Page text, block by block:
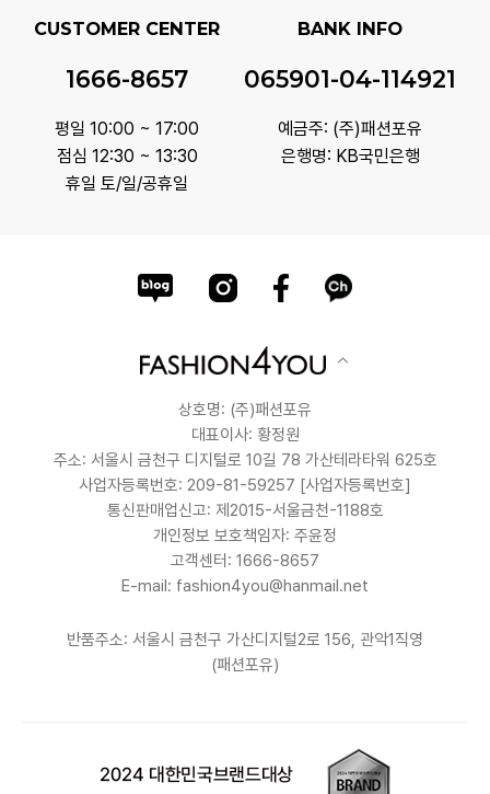
CUSTOMER CENTER
1666-8657
평일 10:00 ~ 17:00
점심 12:30 ~ 13:30
휴일 토/일/공휴일
BANK INFO
065901-04-114921
예금주: (주)패션포유
은행명: KB국민은행
상호명: (주)패션포유
대표이사: 황정원
주소: 서울시 금천구 디지털로 10길 78 가산테라타워 625호
사업자등록번호: 209-81-59257 [사업자등록번호]
통신판매업신고: 제2015-서울금천-1188호
개인정보 보호책임자: 주윤정
고객센터: 1666-8657
E-mail: fashion4you@hanmail.net
반품주소: 서울시 금천구 가산디지털2로 156, 관악1직영
(패션포유)